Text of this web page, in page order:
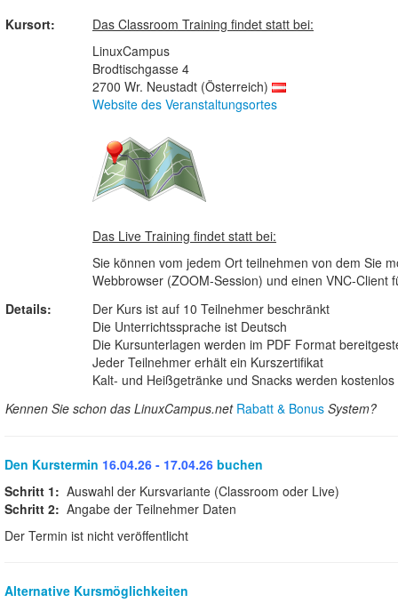
Kursort:
Das Classroom Training findet statt bei:
LinuxCampus
Brodtischgasse 4
2700 Wr. Neustadt (Österreich)
Website des Veranstaltungsortes
Das Live Training findet statt bei:
Sie können vom jedem Ort teilnehmen von dem Sie
Webbrowser (ZOOM-Session) und einen VNC-Client
Details:
Der Kurs ist auf 10 Teilnehmer beschränkt
Die Unterrichtssprache ist Deutsch
Die Kursunterlagen werden im PDF Format
Jeder Teilnehmer erhält ein Kurszertifikat
Kalt- und Heißgetränke und Snacks werden
Kennen Sie schon das LinuxCampus.net Rabatt & Bonus System?
Den Kurstermin 16.04.26 - 17.04.26 buchen
Schritt 1: Auswahl der Kursvariante (Classroom oder Live)
Schritt 2: Angabe der Teilnehmer Daten
Der Termin ist nicht veröffentlicht
Alternative Kursmöglichkeiten